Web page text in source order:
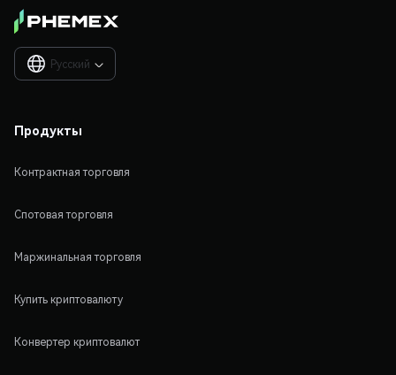
Русский 
Продукты
Контрактная торговля
Спотовая торговля
Маржинальная торговля
Купить криптовалюту
Конвертер криптовалют